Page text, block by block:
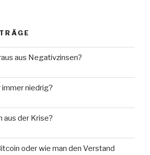
aus Negativzinsen?
immer niedrig?
aus der Krise?
oder wie man den Verstand